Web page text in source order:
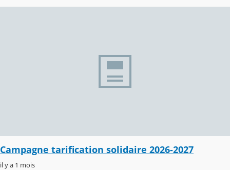
Campagne tarification solidaire 2026-2027
il y a 1 mois